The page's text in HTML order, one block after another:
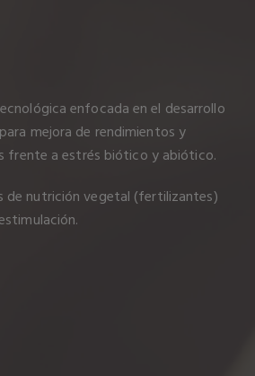
enfocada en el desarrollo
mejora de rendimientos y
frente a estrés biótico y abiótico.
de nutrición vegetal (fertilizantes)